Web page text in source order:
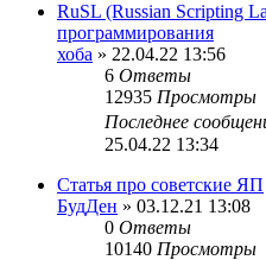
RuSL (Russian Scripting
программирования
хоба » 22.04.22 13:56
6 Ответы
12935 Просмотры
Последнее
25.04.22 13:34
Статья про советские ЯП
БудДен » 03.12.21 13:08
0 Ответы
10140 Просмотры